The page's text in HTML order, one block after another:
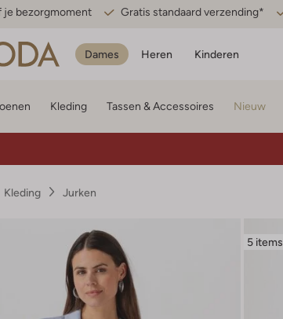
je bezorgmoment Gratis standaard verzending*
Dames Heren Kinderen
Kleding Tassen & Accessoires Nieuw
Kleding Jurken
5 items